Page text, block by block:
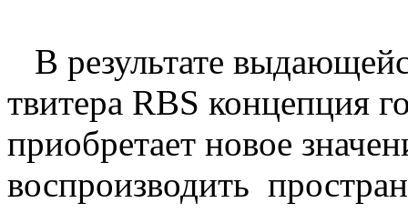
В результате
твитера RBS концепция
приобретает новое
воспроизводить